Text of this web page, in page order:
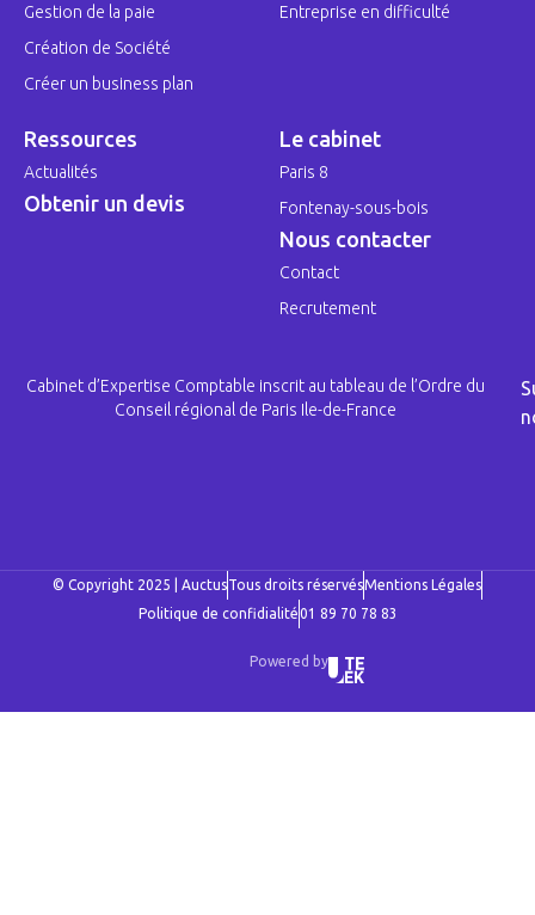
Gestion de la paie
Création de Société
Créer un business plan
Entreprise en difficulté
Ressources
Actualités
Obtenir un devis
Le cabinet
Paris 8
Fontenay-sous-bois
Nous contacter
Contact
Recrutement
Cabinet d’Expertise Comptable inscrit au tableau de l’Ordre du
Conseil régional de Paris Ile-de-France
© Copyright 2025 | AuctusTous droits réservésMentions Légales
Politique de confidialité01 89 70 78 83
Powered by